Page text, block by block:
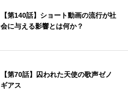
【第140話】ショート動画の流行が社
会に与える影響とは何か？
【第70話】囚われた天使の歌声ゼノ
ギアス